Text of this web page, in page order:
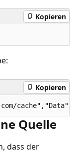
Kopieren
Kopieren
Quelle
dass der